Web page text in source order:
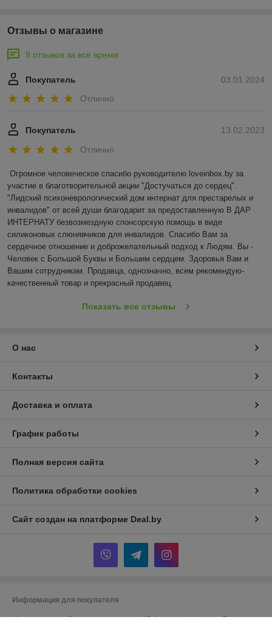
Отзывы о магазине
9 отзывов за всё время
03.01.2024
Покупатель
Отлично
13.02.2023
Покупатель
Отлично
Огромное человеческое спасибо руководителю loveinbox.by за
участие в благотворительной акции "Достучаться до сердец".
"Лидский психоневрологический дом интернат для престарелых и
инвалидов" от всей души благодарит за предоставленную В ДАР
ИНТЕРНАТУ безвозмездную спонсорскую помощь в виде
силиконовых слюнявчиков для инвалидов. Спасибо Вам за
сердечное отношение и доброжелательный подход к Людям. Вы -
Человек с Большой Буквы и Большим сердцем. Здоровья Вам и
Вашим сотрудникам. Продавца, однозначно, всем рекомендую-
качественный товар и прекрасный продавец.
Показать все отзывы
О нас
Контакты
Доставка и оплата
График работы
Полная версия сайта
Политика обработки cookies
Сайт создан на платформе Deal.by
Информация для покупателя
Индивидуальный предприниматель:ИП Кононова Надежда Петровна